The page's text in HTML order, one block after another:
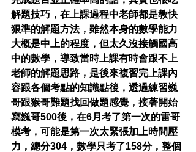
解題技巧，在上課過程中老師都是教快
狠準的解題方法，雖然本身的數學能力
大概是中上的程度，但太久沒接觸國高
中的數學，導致當時上課有時會跟不上
老師的解題思路，是後來複習完上課內
容跟各個考點的知識點後，透過練習巍
哥跟猴哥難題找回做題感覺，接著開始
寫巍哥500後，在6月考了第一次的雷哥
模考，可能是第一次太緊張加上時間壓
力，總分304，數學只考了158分，整個